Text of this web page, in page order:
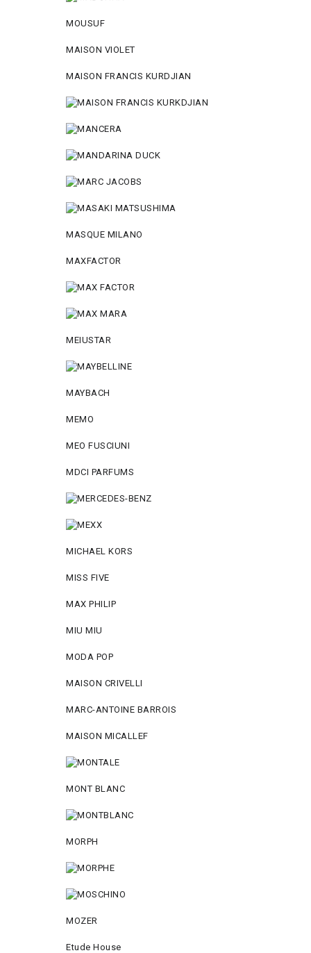
MOUSUF
MAISON VIOLET
MAISON FRANCIS KURDJIAN
MASQUE MILANO
MAXFACTOR
MEIUSTAR
MAYBACH
MEMO
MEO FUSCIUNI
MDCI PARFUMS
MICHAEL KORS
MISS FIVE
MAX PHILIP
MIU MIU
MODA POP
MAISON CRIVELLI
MARC-ANTOINE BARROIS
MAISON MICALLEF
MONT BLANC
MORPH
MOZER
Etude House